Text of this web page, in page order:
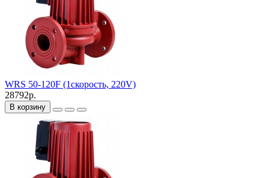
WRS 50-120F (1скорость, 220V)
28792р.
В корзину